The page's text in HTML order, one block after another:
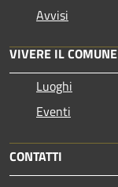
Avvisi
VIVERE IL COMUNE
Luoghi
Eventi
CONTATTI